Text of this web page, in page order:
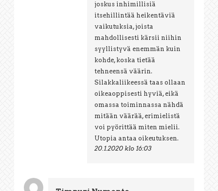
joskus inhimillisiä
itsehillintää heikentäviä
vaikutuksia, joista
mahdollisesti kärsii niihin
syyllistyvä enemmän kuin
kohde, koska tietää
tehneensä väärin.
Silakkaliikeessä taas ollaan
oikeaoppisesti hyviä, eikä
omassa toiminnassa nähdä
mitään väärää, erimielistä
voi pyörittää miten mielii.
Utopia antaa oikeutuksen.
20.1.2020 klo 16:03